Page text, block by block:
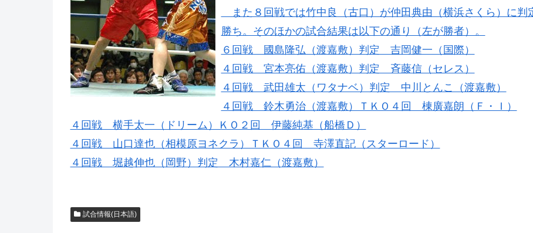
また８回戦では竹中良（古口）が仲田典由（横浜さくら）に判
勝ち。そのほかの試合結果は以下の通り（左が勝者）。
６回戦 國島隆弘（渡嘉敷）判定 吉岡健一（国際）
４回戦 宮本亮佑（渡嘉敷）判定 斉藤信（セレス）
４回戦 武田雄太（ワタナベ）判定 中川とんこ（渡嘉敷）
４回戦 鈴木勇治（渡嘉敷）ＴＫＯ４回 棟廣嘉朗（Ｆ・Ｉ）
４回戦 横手太一（ドリーム）ＫＯ２回 伊藤純基（船橋Ｄ）
４回戦 山口達也（相模原ヨネクラ）ＴＫＯ４回 寺澤直記（スターロード）
４回戦 堀越伸也（岡野）判定 木村嘉仁（渡嘉敷）
試合情報(日本語)